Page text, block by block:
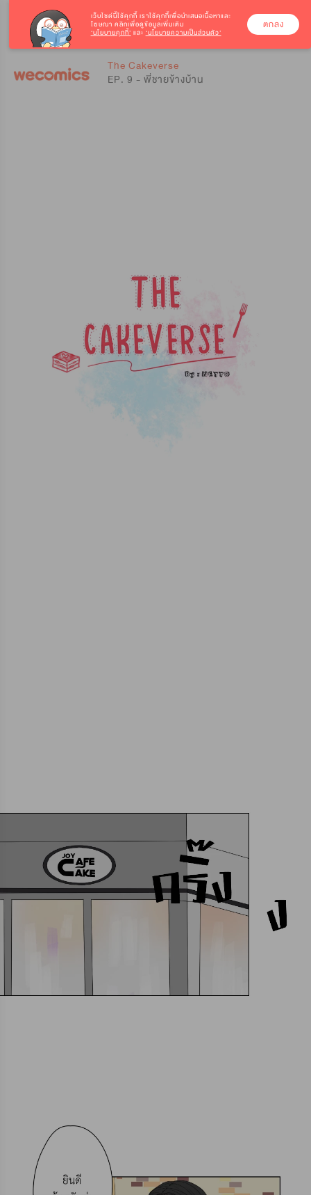
The Cakeverse
EP. 9 - พี่ชายข้างบ้าน
เว็บไซต์นี้ใช้คุกกี้ เราใช้คุกกี้เพื่อนำเสนอเนื้อหาและ
โฆษณา คลิกเพื่อดูข้อมูลเพิ่มเติม
‘นโยบายคุกกี้’ และ ‘นโยบายความเป็นส่วนตัว’
ตกลง